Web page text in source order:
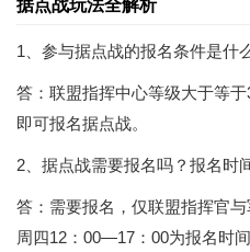
据点战玩法全解析
1、参与据点战的报名条件是什
答：联盟指挥中心等级大于等
即可报名据点战。
2、据点战需要报名吗？报名时
答：需要报名，仅联盟指挥官与
周四12：00—17：00为报名时